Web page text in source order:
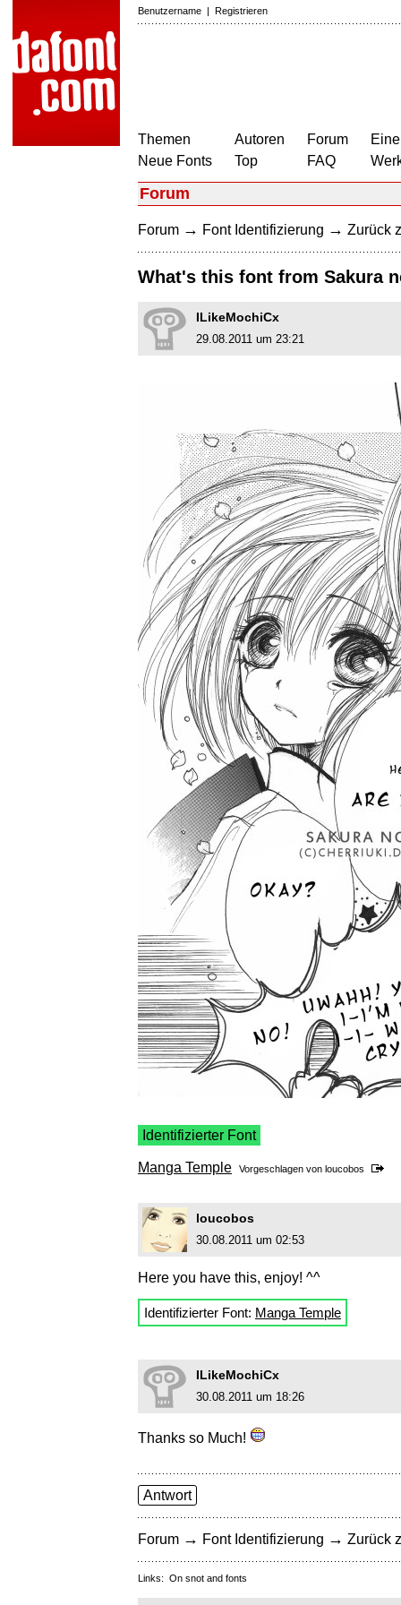
Benutzername | Registrieren
Themen
Neue Fonts
Autoren
Top
Forum
FAQ
Forum
Forum → Font Identifizierung → Zurück
What's this font from Sakura
ILikeMochiCx
29.08.2011 um 23:21
Identifizierter Font
Manga Temple Vorgeschlagen von loucobos
loucobos
30.08.2011 um 02:53
Here you have this, enjoy! ^^
Identifizierter Font: Manga Temple
ILikeMochiCx
30.08.2011 um 18:26
Thanks so Much!
Antwort
Forum → Font Identifizierung → Zurück
Links: On snot and fonts